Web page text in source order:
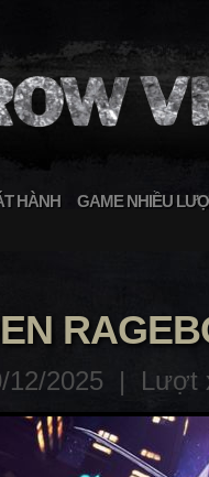
HÀNH GAME NHIỀU
12/2025 | Lượt